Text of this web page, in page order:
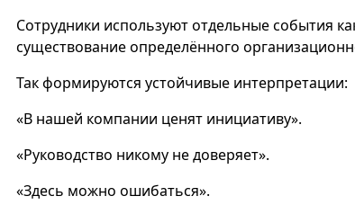
Сотрудники используют отдельные события
существование определённого
Так формируются устойчивые интерпретации:
«В нашей компании ценят инициативу».
«Руководство никому не доверяет».
«Здесь можно ошибаться».